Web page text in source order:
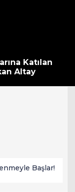
Katılan
Altay
Başlar!